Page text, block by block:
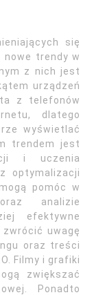
się
nowe trendy w
z nich jest
urządzeń
z telefonów
dlatego
wyświetlać
trendem jest
i uczenia
optymalizacji
pomóc w
analizie
efektywne
uwagę
oraz treści
Filmy i grafiki
zwiększać
Ponadto